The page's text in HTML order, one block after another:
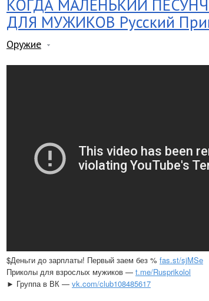
КОГДА МАЛЕНЬКИЙ
ДЛЯ МУЖИКОВ Русский
Оружие
$Деньги до зарплаты! Первый заем без % fas.st/sjMSe
Приколы для взрослых мужиков — t.me/Rusprikolol
► Группа в ВК — vk.com/club108485617